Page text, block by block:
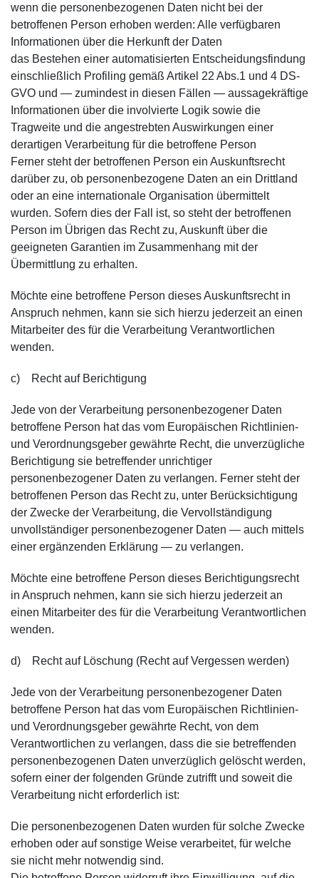
wenn die personenbezogenen Daten nicht bei der
betroffenen Person erhoben werden: Alle verfügbaren
Informationen über die Herkunft der Daten
das Bestehen einer automatisierten Entscheidungsfindung
einschließlich Profiling gemäß Artikel 22 Abs.1 und 4 DS-
GVO und — zumindest in diesen Fällen — aussagekräftige
Informationen über die involvierte Logik sowie die
Tragweite und die angestrebten Auswirkungen einer
derartigen Verarbeitung für die betroffene Person
Ferner steht der betroffenen Person ein Auskunftsrecht
darüber zu, ob personenbezogene Daten an ein Drittland
oder an eine internationale Organisation übermittelt
wurden. Sofern dies der Fall ist, so steht der betroffenen
Person im Übrigen das Recht zu, Auskunft über die
geeigneten Garantien im Zusammenhang mit der
Übermittlung zu erhalten.
Möchte eine betroffene Person dieses Auskunftsrecht in
Anspruch nehmen, kann sie sich hierzu jederzeit an einen
Mitarbeiter des für die Verarbeitung Verantwortlichen
wenden.
c) Recht auf Berichtigung
Jede von der Verarbeitung personenbezogener Daten
betroffene Person hat das vom Europäischen Richtlinien-
und Verordnungsgeber gewährte Recht, die unverzügliche
Berichtigung sie betreffender unrichtiger
personenbezogener Daten zu verlangen. Ferner steht der
betroffenen Person das Recht zu, unter Berücksichtigung
der Zwecke der Verarbeitung, die Vervollständigung
unvollständiger personenbezogener Daten — auch mittels
einer ergänzenden Erklärung — zu verlangen.
Möchte eine betroffene Person dieses Berichtigungsrecht
in Anspruch nehmen, kann sie sich hierzu jederzeit an
einen Mitarbeiter des für die Verarbeitung Verantwortlichen
wenden.
d) Recht auf Löschung (Recht auf Vergessen werden)
Jede von der Verarbeitung personenbezogener Daten
betroffene Person hat das vom Europäischen Richtlinien-
und Verordnungsgeber gewährte Recht, von dem
Verantwortlichen zu verlangen, dass die sie betreffenden
personenbezogenen Daten unverzüglich gelöscht werden,
sofern einer der folgenden Gründe zutrifft und soweit die
Verarbeitung nicht erforderlich ist:
Die personenbezogenen Daten wurden für solche Zwecke
erhoben oder auf sonstige Weise verarbeitet, für welche
sie nicht mehr notwendig sind.